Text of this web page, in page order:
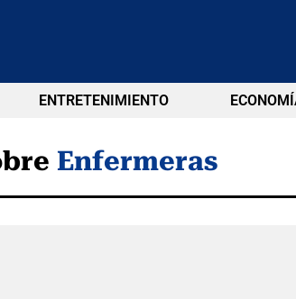
ENTRETENIMIENTO
Enfermeras